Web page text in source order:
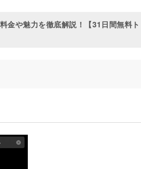
金や魅力を徹底解説！【31日間無料ト